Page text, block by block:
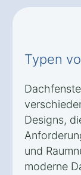
Typen
Designs,
und
moderne